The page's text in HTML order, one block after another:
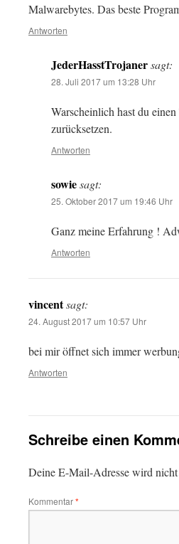
Malwarebytes. Das beste
Antworten
JederHasstTrojanersagt:
28. Juli 2017 um 13:28 Uhr
Warscheinlich hast du
zurücksetzen.
Antworten
sowiesagt:
25. Oktober 2017 um 19:46 Uhr
Ganz meine Erfahrung !
Antworten
vincentsagt:
24. August 2017 um 10:57 Uhr
bei mir öffnet sich immer
Antworten
Schreibe einen
Deine E-Mail-Adresse wird
Kommentar*